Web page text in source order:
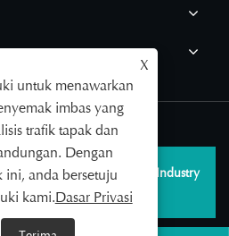
RSS | XML | Dasar Privasi
SAILDAR Medical Device Industry
Ltd. Hak cipta terpelihara.
X
untuk menawarkan
imbas yang
trafik tapak dan
Dengan
ini, anda bersetuju
kami.Dasar Privasi